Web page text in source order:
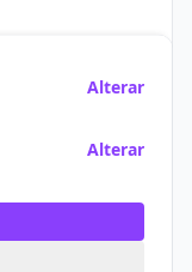
Alterar
Alterar